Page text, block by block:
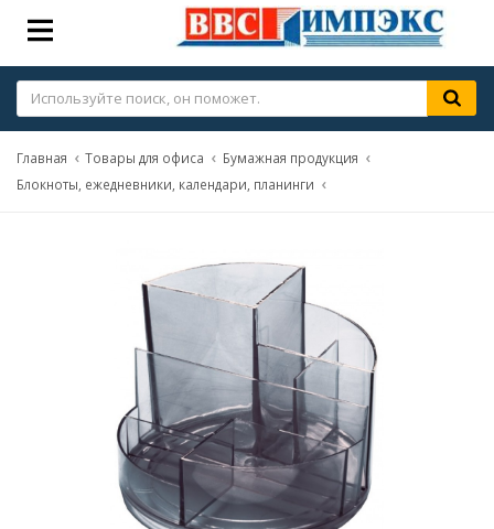
Главная Товары для офиса
Бумажная продукция
Блокноты, ежедневники, календари, планинги